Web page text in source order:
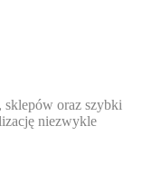
oraz szybki
niezwykle